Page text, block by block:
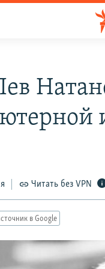
Читать без VPN
в Google